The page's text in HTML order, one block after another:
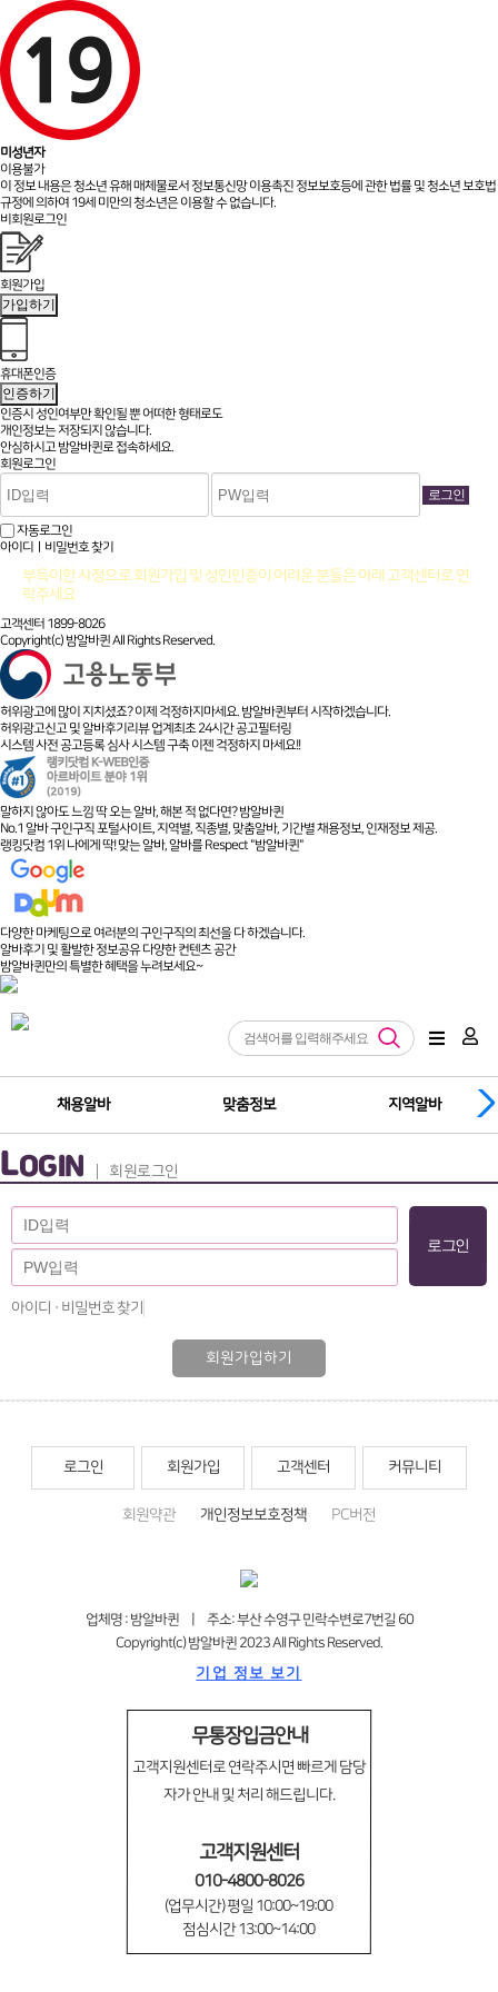
미성년자
이용불가
이 정보 내용은 청소년 유해 매체물로서 정보통신망 이용촉진 정보보호등에 관한 법률 및 청소년 보호법
규정에 의하여 19세 미만의 청소년은 이용할 수 없습니다.
비회원로그인
회원가입
가입하기
휴대폰인증
인증하기
인증시 성인여부만 확인될 뿐어떠한 형태로도
개인정보는 저장되지 않습니다.
안심하시고 밤알바퀸로 접속하세요.
회원로그인
자동로그인
아이디ㅣ비밀번호 찾기
부득이한 사정으로 회원가입 및 성인인증이 어려운 분들은 아래 고객센터로 연
락주세요
고객센터 1899-8026
Copyright(c) 밤알바퀸 All Rights Reserved.
허위광고에 많이 지치셨죠? 이제 걱정하지마세요. 밤알바퀸부터 시작하겠습니다.
허위광고신고 및 알바후기리뷰 업계최초 24시간 공고필터링
시스템 사전 공고등록 심사 시스템 구축 이젠 걱정하지 마세요!!
말하지 않아도 느낌 딱 오는 알바, 해본 적 없다면? 밤알바퀸
No.1 알바 구인구직 포털사이트, 지역별, 직종별, 맞춤알바, 기간별 채용정보, 인재정보 제공.
랭킹닷컴 1위 나에게 딱! 맞는 알바, 알바를 Respect "밤알바퀸"
다양한 마케팅으로 여러분의 구인구직의 최선을 다 하겠습니다.
알바후기 및 활발한 정보공유 다양한 컨텐츠 공간
밤알바퀸만의 특별한 혜택을 누려보세요~
채용알바 맞춤정보 지역알바
LOGIN 회원로그인
아이디 · 비밀번호 찾기
회원가입하기
로그인 회원가입 고객센터 커뮤니티
회원약관 개인정보보호정책 PC버전
업체명 : 밤알바퀸 | 주소: 부산 수영구 민락수변로7번길 60
Copyright(c) 밤알바퀸 2023 All Rights Reserved.
기업 정보 보기
무통장입금안내
고객지원센터로 연락주시면 빠르게 담당
자가 안내 및 처리 해드립니다.
고객지원센터
010-4800-8026
(업무시간) 평일 10:00~19:00
점심시간 13:00~14:00